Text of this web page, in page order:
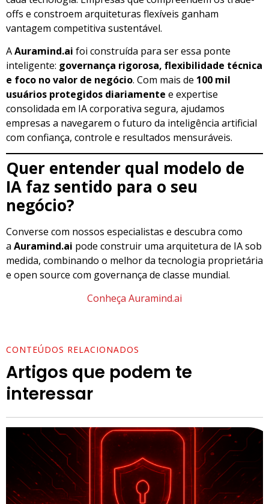
offs e constroem arquiteturas flexíveis ganham
vantagem competitiva sustentável.
AAuramind.ai foi construída para ser essa ponte
inteligente: governança rigorosa, flexibilidade técnica
e foco no valor de negócio. Com mais de 100 mil
usuários protegidos diariamente e expertise
consolidada em IA corporativa segura, ajudamos
empresas a navegarem o futuro da inteligência artificial
com confiança, controle e resultados mensuráveis.
Quer entender qual modelo de
IA faz sentido para o seu
negócio?
Converse com nossos especialistas e descubra como
a Auramind.ai pode construir uma arquitetura de IA sob
medida, combinando o melhor da tecnologia proprietária
e open source com governança de classe mundial.
Conheça Auramind.ai
CONTEÚDOS RELACIONADOS
Artigos que podem te
interessar